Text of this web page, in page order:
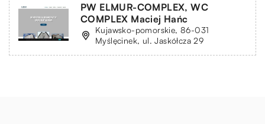
PW ELMUR-COMPLEX, WC
COMPLEX Maciej Hańc
Kujawsko-pomorskie, 86-031
Myślęcinek, ul. Jaskółcza 29